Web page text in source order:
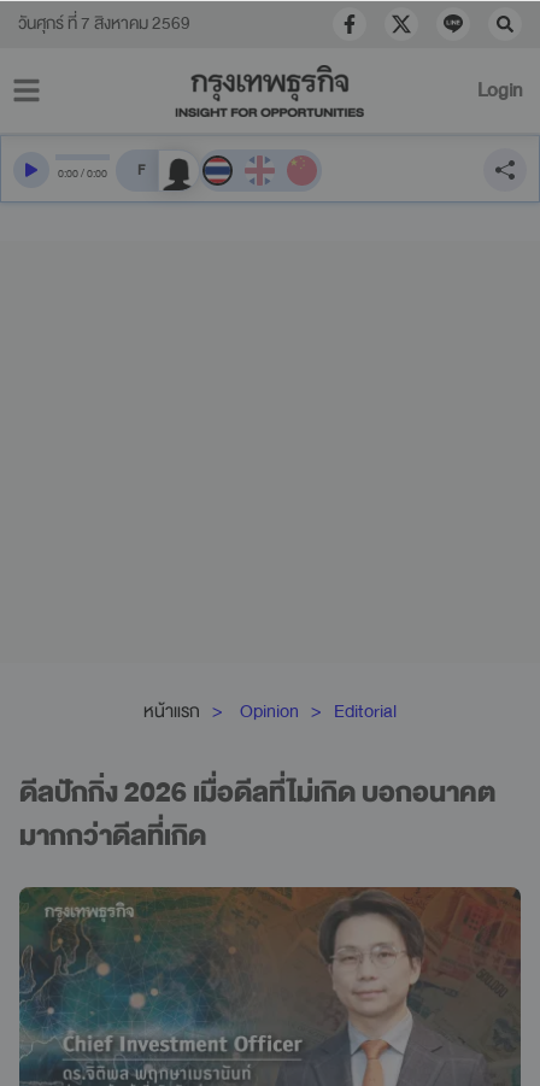
วันศุกร์ ที่ 7 สิงหาคม 2569
Login
หน้าแรก Opinion Editorial
ดีลปักกิ่ง 2026 เมื่อดีลที่ไม่เกิด บอกอนาคต
มากกว่าดีลที่เกิด
0:00/0:00 สลับเสียงอ่าน